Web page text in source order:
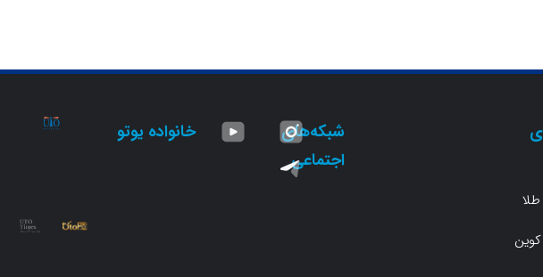
شبکه‌های
اجتماعی
خانواده یوتو